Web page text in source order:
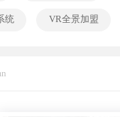
统 VR全景加盟